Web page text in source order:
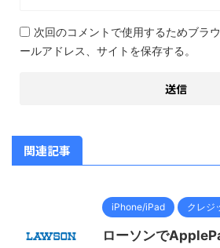
次回のコメントで使用するためブラ
ールアドレス、サイトを保存する。
関連記事
iPhone/iPad クレジ
ローソンで